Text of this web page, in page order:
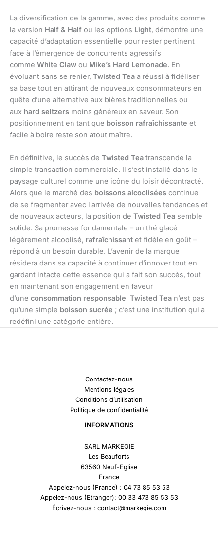
La diversification de la gamme, avec des produits comme
la version Half & Half ou les options Light, démontre une
capacité d’adaptation essentielle pour rester pertinent
face à l’émergence de concurrents agressifs
comme White Claw ou Mike’s Hard Lemonade. En
évoluant sans se renier, Twisted Tea a réussi à fidéliser
sa base tout en attirant de nouveaux consommateurs en
quête d’une alternative aux bières traditionnelles ou
aux hard seltzers moins généreux en saveur. Son
positionnement en tant que boisson rafraîchissante et
facile à boire reste son atout maître.
En définitive, le succès de Twisted Tea transcende la
simple transaction commerciale. Il s’est installé dans le
paysage culturel comme une icône du loisir décontracté.
Alors que le marché des boissons alcoolisées continue
de se fragmenter avec l’arrivée de nouvelles tendances et
de nouveaux acteurs, la position de Twisted Tea semble
solide. Sa promesse fondamentale – un thé glacé
légèrement alcoolisé, rafraîchissant et fidèle en goût –
répond à un besoin durable. L’avenir de la marque
résidera dans sa capacité à continuer d’innover tout en
gardant intacte cette essence qui a fait son succès, tout
en maintenant son engagement en faveur
d’une consommation responsable. Twisted Tea n’est pas
qu’une simple boisson sucrée ; c’est une institution qui a
redéfini une catégorie entière.
Contactez-nous
Mentions légales
Conditions d’utilisation
Politique de confidentialité
INFORMATIONS
SARL MARKEGIE
Les Beauforts
63560 Neuf-Eglise
France
Appelez-nous (France) : 04 73 85 53 53
Appelez-nous (Etranger): 00 33 473 85 53 53
Écrivez-nous : contact@markegie.com